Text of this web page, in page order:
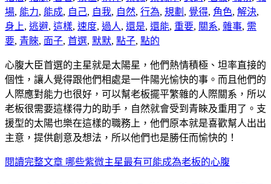
場, 能力, 能成, 自己, 自我, 自然, 行為, 規劃 , 覺得, 角色, 解決,
身上, 逃避, 這樣, 速度, 過人, 還是, 還能, 重要, 關系, 雜事, 需
要, 青睞, 面子, 首選, 默默, 點子, 點的
心腹大臣首選的主星就是太陽星，他們熱情積極、坦率直接的
個性，讓人覺得跟他們相處是一件陽光愉快的事。而且他們的
人際應對能力也很好，可以幫老板擺平繁雜的人際關系，所以
老板很需要這樣得力的助手，自然就會受到青睞及重用了。支
援型的太陽也樂在這樣的職務上，他們原本就是喜歡幫人出出
主意，提供創意及想法，所以他們也是勝任而愉快的！
閱讀完整文章 哪些紫微主星最有可能成為老板的心腹